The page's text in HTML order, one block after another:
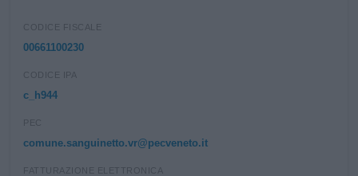
CODICE FISCALE
00661100230
CODICE IPA
c_h944
PEC
comune.sanguinetto.vr@pecveneto.it
FATTURAZIONE ELETTRONICA